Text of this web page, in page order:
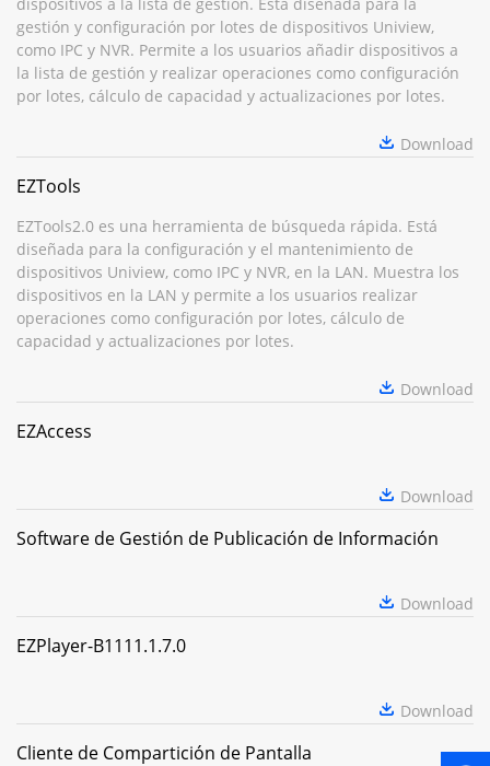
gestión y configuración por lotes de dispositivos Uniview,
como IPC y NVR. Permite a los usuarios añadir dispositivos a
la lista de gestión y realizar operaciones como configuración
por lotes, cálculo de capacidad y actualizaciones por lotes.
Download
EZTools
EZTools2.0 es una herramienta de búsqueda rápida. Está
diseñada para la configuración y el mantenimiento de
dispositivos Uniview, como IPC y NVR, en la LAN. Muestra los
dispositivos en la LAN y permite a los usuarios realizar
operaciones como configuración por lotes, cálculo de
capacidad y actualizaciones por lotes.
Download
EZAccess
Download
Software de Gestión de Publicación de Información
Download
EZPlayer-B1111.1.7.0
Download
Cliente de Compartición de Pantalla